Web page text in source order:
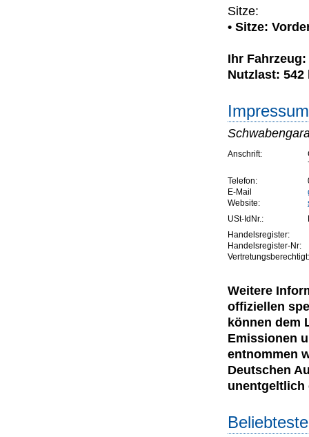
Sitze:
• Sitze:
Ihr
Nutzlast: 542
Anschrift:
Telefon:
E-Mail
Website:
USt-IdNr.:
Handelsregister:
Handelsregister-Nr:
Vertretungsberechtigt:
Weitere
offiziellen
können dem
Emissionen
entnommen
Deutschen